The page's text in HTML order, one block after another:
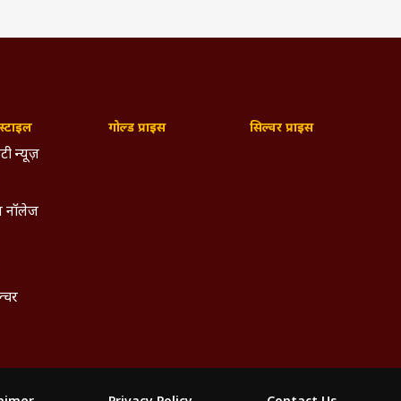
न्यूज़
नॉलेज
गोल्ड प्राइस सिल्वर प्राइस